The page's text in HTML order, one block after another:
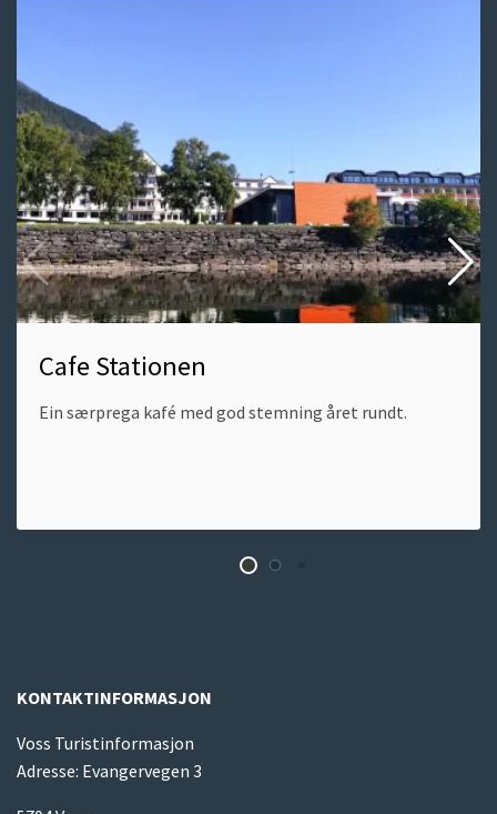
Cafe
Stationen
Cafe Stationen
Ein særprega kafé med god stemning året rundt.
KONTAKTINFORMASJON
Voss Turistinformasjon
Adresse: Evangervegen 3